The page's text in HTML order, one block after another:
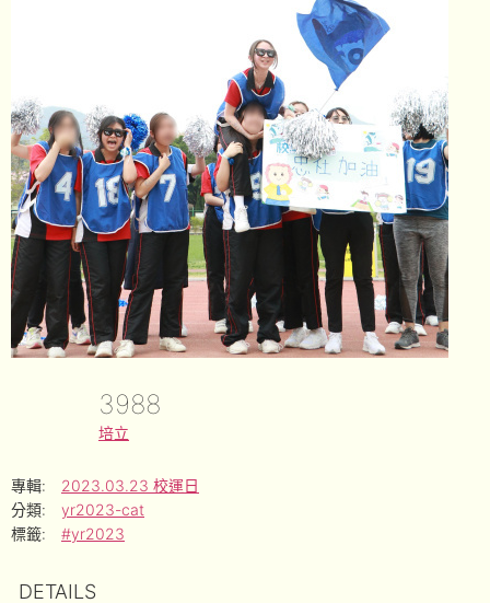
3988
培立
專輯:
2023.03.23 校運日
分類:
yr2023-cat
標籤:
#yr2023
DETAILS